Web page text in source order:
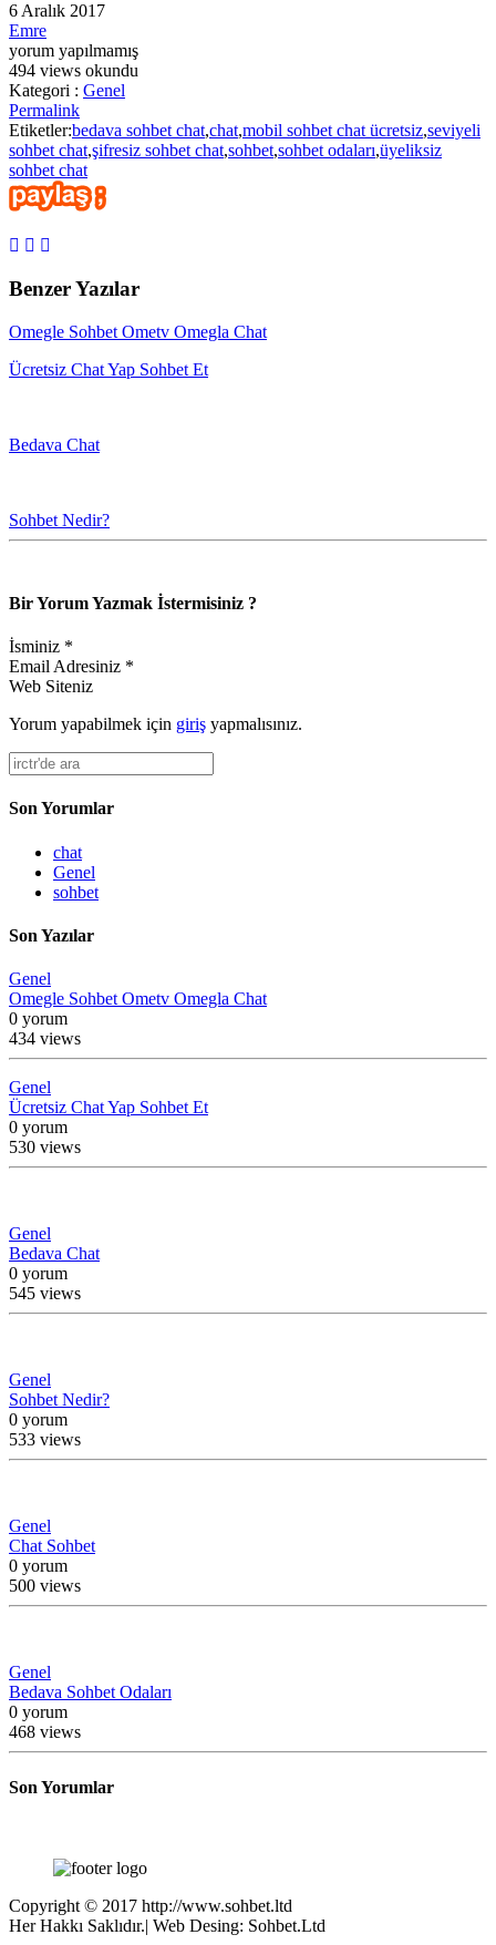
6 Aralık 2017
Emre
yorum yapılmamış
494 views okundu
Kategori : Genel
Permalink
Etiketler:bedava sohbet chat,chat,mobil sohbet chat ücretsiz,seviyeli
sohbet chat,şifresiz sohbet chat,sohbet,sohbet odaları,üyeliksiz
sohbet chat
Benzer Yazılar
Omegle Sohbet Ometv Omegla Chat
Ücretsiz Chat Yap Sohbet Et
Bedava Chat
Sohbet Nedir?
Bir Yorum Yazmak İstermisiniz ?
İsminiz *
Email Adresiniz *
Web Siteniz
Yorum yapabilmek için giriş yapmalısınız.
Son Yorumlar
chat
Genel
sohbet
Son Yazılar
Genel
Omegle Sohbet Ometv Omegla Chat
0 yorum
434 views
Genel
Ücretsiz Chat Yap Sohbet Et
0 yorum
530 views
Genel
Bedava Chat
0 yorum
545 views
Genel
Sohbet Nedir?
0 yorum
533 views
Genel
Chat Sohbet
0 yorum
500 views
Genel
Bedava Sohbet Odaları
0 yorum
468 views
Son Yorumlar
Copyright © 2017 http://www.sohbet.ltd
Her Hakkı Saklıdır.| Web Desing: Sohbet.Ltd